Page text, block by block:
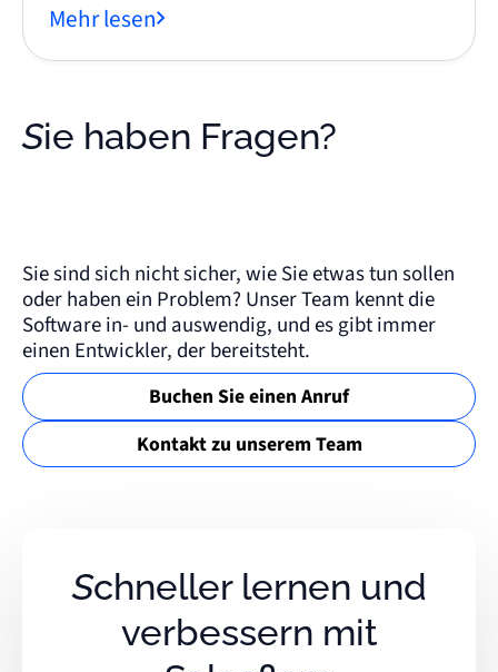
Mehr lesen
Sie haben Fragen?
Sie sind sich nicht sicher, wie Sie etwas tun sollen
oder haben ein Problem? Unser Team kennt die
Software in- und auswendig, und es gibt immer
einen Entwickler, der bereitsteht.
Buchen Sie einen Anruf
Kontakt zu unserem Team
Schneller lernen und
verbessern mit